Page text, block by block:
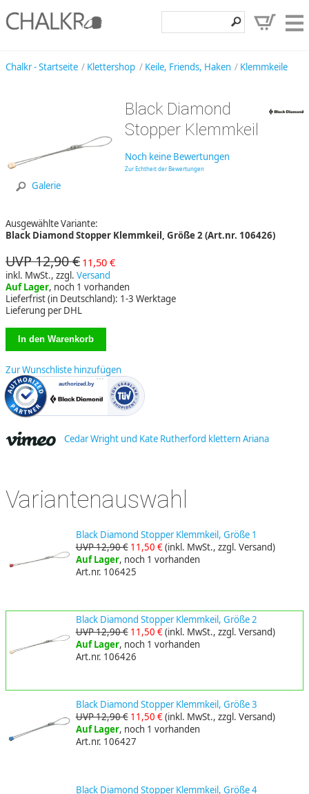
Klettershop
Entdecken
Chalkr - Startseite Klettershop Keile, Friends, Haken Klemmkeile
Galerie
Black Diamond
Stopper Klemmkeil
Noch keine Bewertungen
Zur Echtheit der Bewertungen
Ausgewählte Variante:
Black Diamond Stopper Klemmkeil, Größe 2 (Art.nr. 106426)
UVP 12,90 € 11,50 €
inkl. MwSt., zzgl. Versand
Auf Lager, noch 1 vorhanden
Lieferfrist (in Deutschland): 1-3 Werktage
Lieferung per DHL
Zur Wunschliste hinzufügen
Cedar Wright und Kate Rutherford klettern Ariana
Variantenauswahl
Black Diamond Stopper Klemmkeil, Größe 1
UVP 12,90 € 11,50 €(inkl. MwSt., zzgl. Versand)
Auf Lager, noch 1 vorhanden
Art.nr. 106425
Black Diamond Stopper Klemmkeil, Größe 2
UVP 12,90 € 11,50 €(inkl. MwSt., zzgl. Versand)
Auf Lager, noch 1 vorhanden
Art.nr. 106426
Black Diamond Stopper Klemmkeil, Größe 3
UVP 12,90 € 11,50 €(inkl. MwSt., zzgl. Versand)
Auf Lager, noch 1 vorhanden
Art.nr. 106427
Black Diamond Stopper Klemmkeil, Größe 4